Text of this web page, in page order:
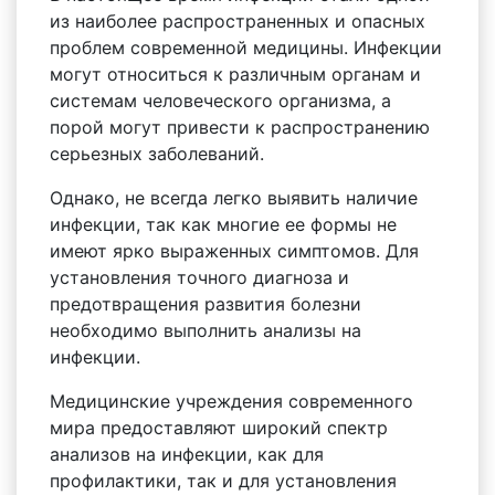
из наиболее распространенных и опасных
проблем современной медицины. Инфекции
могут относиться к различным органам и
системам человеческого организма, а
порой могут привести к распространению
серьезных заболеваний.
Однако, не всегда легко выявить наличие
инфекции, так как многие ее формы не
имеют ярко выраженных симптомов. Для
установления точного диагноза и
предотвращения развития болезни
необходимо выполнить анализы на
инфекции.
Медицинские учреждения современного
мира предоставляют широкий спектр
анализов на инфекции, как для
профилактики, так и для установления